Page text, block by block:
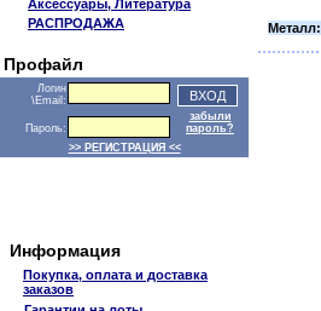
Аксессуары, Литература
РАСПРОДАЖА
Профайл
Логин
\Email:
Пароль:
забыли
пароль?
>> РЕГИСТРАЦИЯ <<
Информация
Покупка, оплата и доставка
заказов
Металл: